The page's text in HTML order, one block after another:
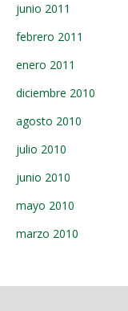
junio 2011
febrero 2011
enero 2011
diciembre 2010
agosto 2010
julio 2010
junio 2010
mayo 2010
marzo 2010